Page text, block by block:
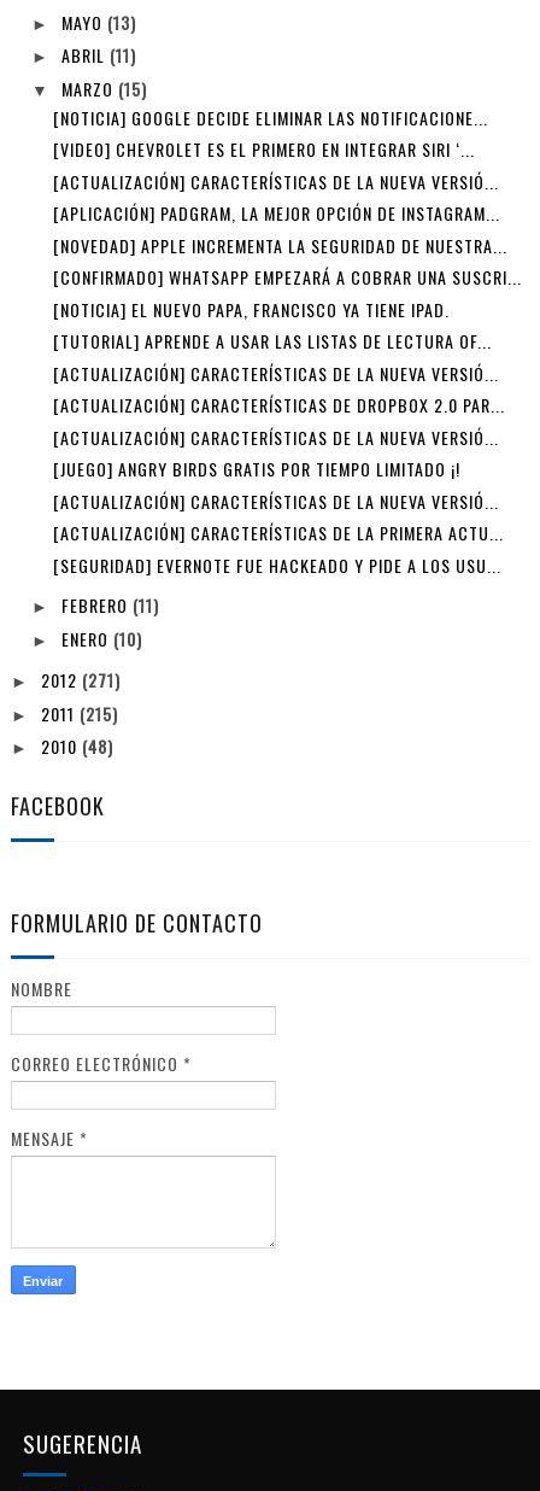
► MAYO (13)
► ABRIL (11)
▼ MARZO (15)
[NOTICIA] GOOGLE DECIDE ELIMINAR LAS NOTIFICACIONE...
[VIDEO] CHEVROLET ES EL PRIMERO EN INTEGRAR SIRI ‘...
[ACTUALIZACIÓN] CARACTERÍSTICAS DE LA NUEVA VERSIÓ...
[APLICACIÓN] PADGRAM, LA MEJOR OPCIÓN DE INSTAGRAM...
[NOVEDAD] APPLE INCREMENTA LA SEGURIDAD DE NUESTRA...
[CONFIRMADO] WHATSAPP EMPEZARÁ A COBRAR UNA SUSCRI...
[NOTICIA] EL NUEVO PAPA, FRANCISCO YA TIENE IPAD.
[TUTORIAL] APRENDE A USAR LAS LISTAS DE LECTURA OF...
[ACTUALIZACIÓN] CARACTERÍSTICAS DE LA NUEVA VERSIÓ...
[ACTUALIZACIÓN] CARACTERÍSTICAS DE DROPBOX 2.0 PAR...
[ACTUALIZACIÓN] CARACTERÍSTICAS DE LA NUEVA VERSIÓ...
[JUEGO] ANGRY BIRDS GRATIS POR TIEMPO LIMITADO ¡!
[ACTUALIZACIÓN] CARACTERÍSTICAS DE LA NUEVA VERSIÓ...
[ACTUALIZACIÓN] CARACTERÍSTICAS DE LA PRIMERA ACTU...
[SEGURIDAD] EVERNOTE FUE HACKEADO Y PIDE A LOS USU...
► FEBRERO (11)
► ENERO (10)
► 2012 (271)
► 2011 (215)
► 2010 (48)
FACEBOOK
FORMULARIO DE CONTACTO
NOMBRE
CORREO ELECTRÓNICO *
MENSAJE *
SUGERENCIA